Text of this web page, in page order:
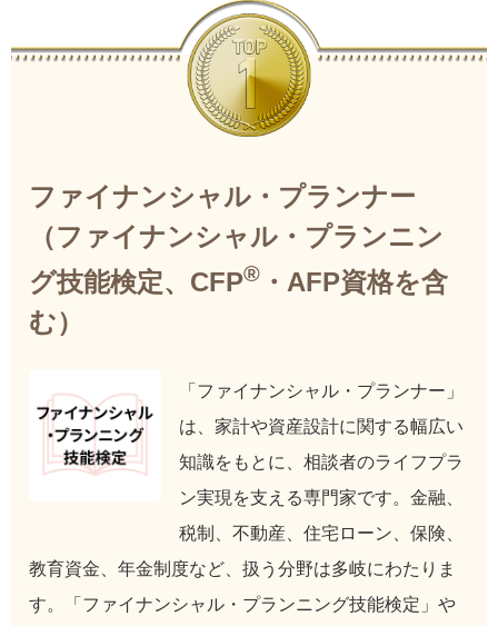
ファイナンシャル・プランナー
（ファイナンシャル・プランニン
グ技能検定、CFP® ・AFP資格を含
む）
「ファイナンシャル・プランナー」
は、家計や資産設計に関する幅広い
知識をもとに、相談者のライフプラ
ン実現を支える専門家です。金融、
税制、不動産、住宅ローン、保険、
教育資金、年金制度など、扱う分野は多岐にわたりま
す。「ファイナンシャル・プランニング技能検定」や